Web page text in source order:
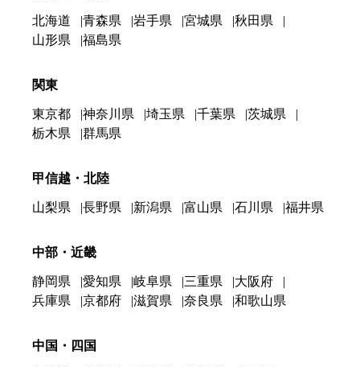
北海道 青森県 岩手県 宮城県
秋田県
山形県
福島県
関東
東京都 神奈川県 埼玉県 千葉県
茨城県
栃木県
群馬県
甲信越・北陸
山梨県 長野県 新潟県 富山県 石川県 福井県
中部・近畿
静岡県 愛知県 岐阜県 三重県
大阪府
兵庫県
京都府 滋賀県 奈良県 和歌山県
中国・四国